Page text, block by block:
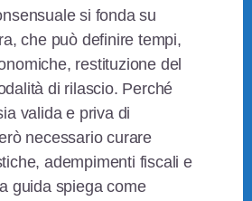
si fonda su
che può definire tempi,
restituzione del
di rilascio. Perché
valida e priva di
necessario curare
adempimenti fiscali e
guida spiega come